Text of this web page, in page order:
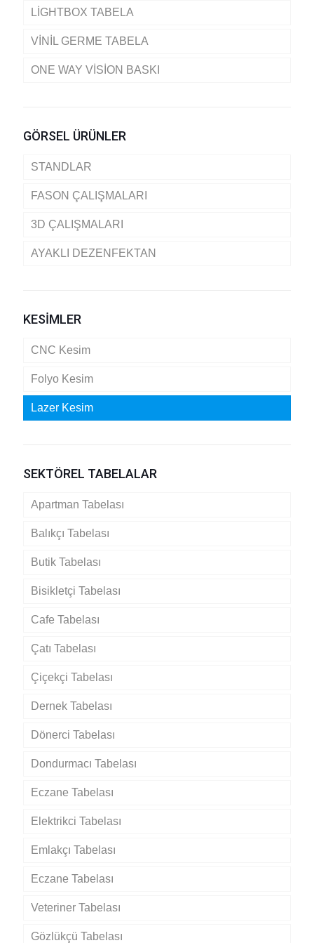
LİGHTBOX TABELA
VİNİL GERME TABELA
ONE WAY VİSİON BASKI
GÖRSEL ÜRÜNLER
STANDLAR
FASON ÇALIŞMALARI
3D ÇALIŞMALARI
AYAKLI DEZENFEKTAN
KESİMLER
CNC Kesim
Folyo Kesim
Lazer Kesim
SEKTÖREL TABELALAR
Apartman Tabelası
Balıkçı Tabelası
Butik Tabelası
Bisikletçi Tabelası
Cafe Tabelası
Çatı Tabelası
Çiçekçi Tabelası
Dernek Tabelası
Dönerci Tabelası
Dondurmacı Tabelası
Eczane Tabelası
Elektrikci Tabelası
Emlakçı Tabelası
Eczane Tabelası
Veteriner Tabelası
Gözlükçü Tabelası